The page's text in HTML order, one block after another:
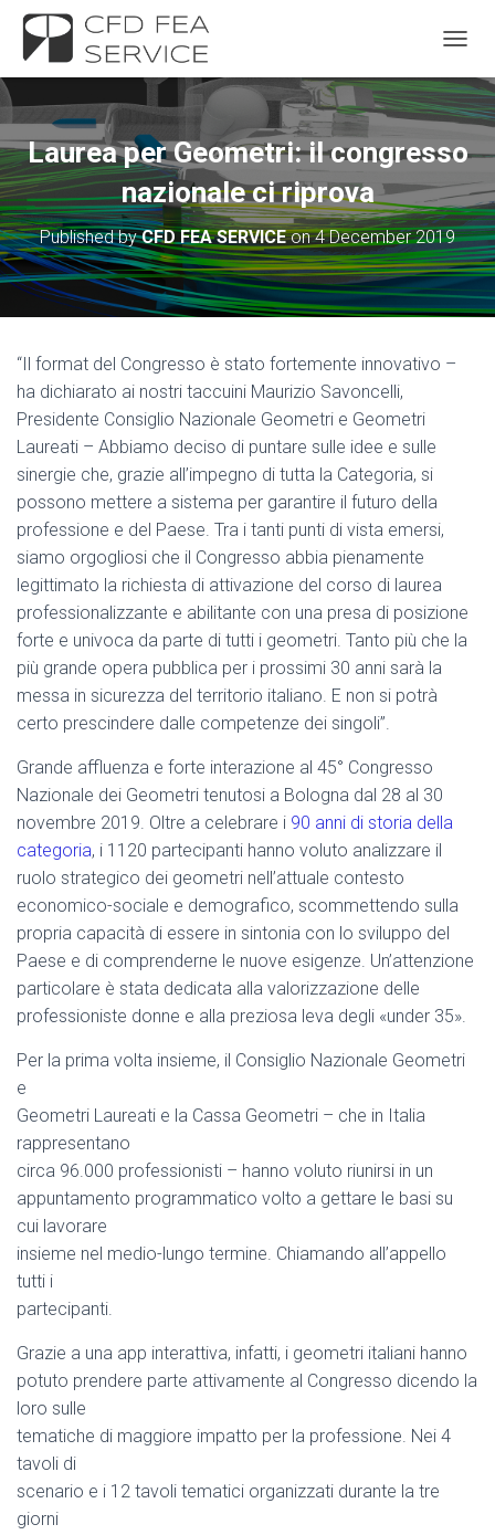
Laurea per Geometri: il congresso
nazionale ci riprova
Published byCFD FEA SERVICEon4 December 2019
“Il format del Congresso è stato fortemente innovativo –
ha dichiarato ai nostri taccuini Maurizio Savoncelli,
Presidente Consiglio Nazionale Geometri e Geometri
Laureati – Abbiamo deciso di puntare sulle idee e sulle
sinergie che, grazie all’impegno di tutta la Categoria, si
possono mettere a sistema per garantire il futuro della
professione e del Paese. Tra i tanti punti di vista emersi,
siamo orgogliosi che il Congresso abbia pienamente
legittimato la richiesta di attivazione del corso di laurea
professionalizzante e abilitante con una presa di posizione
forte e univoca da parte di tutti i geometri. Tanto più che la
più grande opera pubblica per i prossimi 30 anni sarà la
messa in sicurezza del territorio italiano. E non si potrà
certo prescindere dalle competenze dei singoli”.
Grande affluenza e forte interazione al 45° Congresso
Nazionale dei Geometri tenutosi a Bologna dal 28 al 30
novembre 2019. Oltre a celebrare i 90 anni di storia della
categoria, i 1120 partecipanti hanno voluto analizzare il
ruolo strategico dei geometri nell’attuale contesto
economico-sociale e demografico, scommettendo sulla
propria capacità di essere in sintonia con lo sviluppo del
Paese e di comprenderne le nuove esigenze. Un’attenzione
particolare è stata dedicata alla valorizzazione delle
professioniste donne e alla preziosa leva degli «under 35».
Per la prima volta insieme, il Consiglio Nazionale Geometri
e
Geometri Laureati e la Cassa Geometri – che in Italia
rappresentano
circa 96.000 professionisti – hanno voluto riunirsi in un
appuntamento programmatico volto a gettare le basi su
cui lavorare
insieme nel medio-lungo termine. Chiamando all’appello
tutti i
partecipanti.
Grazie a una app interattiva, infatti, i geometri italiani hanno
potuto prendere parte attivamente al Congresso dicendo la
loro sulle
tematiche di maggiore impatto per la professione. Nei 4
tavoli di
scenario e i 12 tavoli tematici organizzati durante la tre
giorni